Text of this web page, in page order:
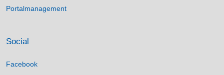
Portalmanagement
Social
Facebook